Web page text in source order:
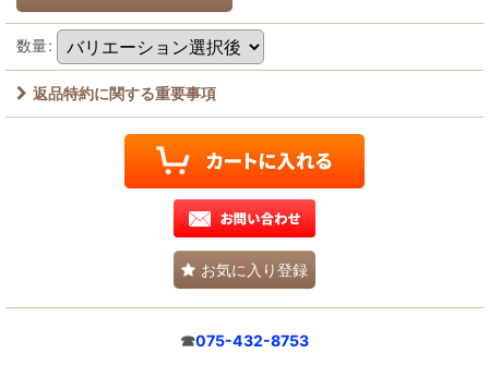
数量:
返品特約に関する重要事項
お気に入り登録
☎075-432-8753